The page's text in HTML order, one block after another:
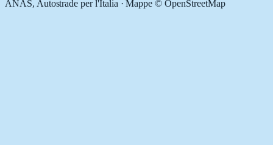
ANAS, Autostrade per l'Italia · Mappe © OpenStreetMap